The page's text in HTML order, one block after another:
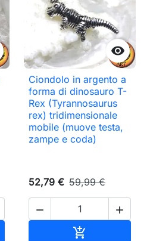

Ciondolo in argento a
forma di dinosauro T-
Rex (Tyrannosaurus
rex) tridimensionale
mobile (muove testa,
zampe e coda)
52,79 € 59,99 €
 
